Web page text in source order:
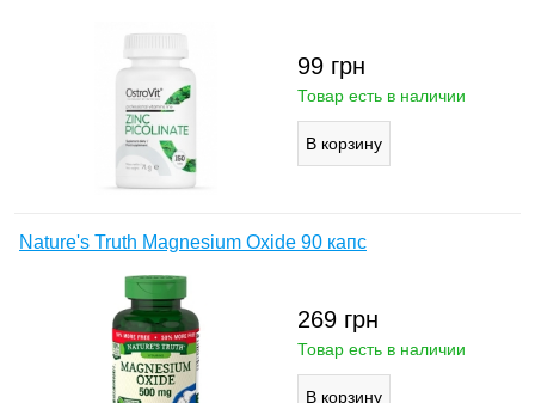
99 грн
Товар есть в наличии
Nature's Truth Magnesium Oxide 90 капс
269 грн
Товар есть в наличии